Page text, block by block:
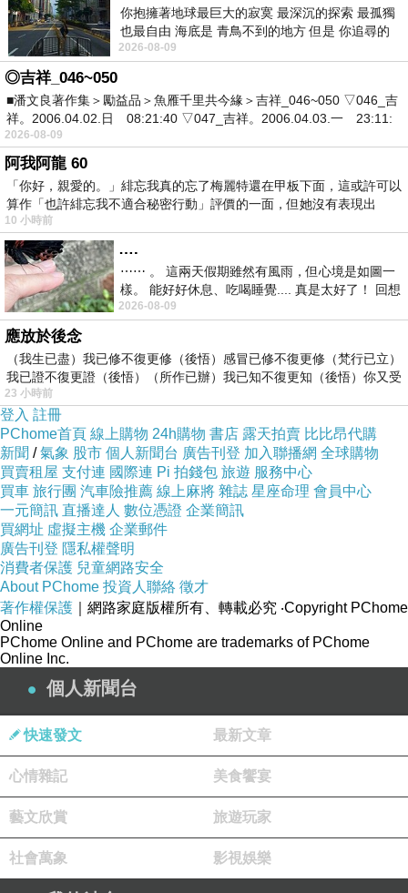
博客來旅遊叢書http://goo.gl/sUAB71
每日一書66折 http://goo.gl/GRhjVu
網羅了令人矚目的111間美術館
靠這一本就可以完全掌握「現在」的東京藝術情
新增2013-2014年度展覽行程表
本書為一本可讓人深度探索東京美術樂趣的導覽
書。涵括了2012-2013年之間推出必去企 劃展的
美術館、以「日本」為主題的美術館、可以觀賞
到名作的美術館、可以常去的著名美術館等，共
介紹了111間的精采之處及享受方法，其中更請
來藝術專家來詳盡講解體驗美術館的方式。此
外，書中也介紹藝術評論家所推薦的個性派畫
廊。附錄中也附上了收錄了讓人一目瞭然的2012
年度展覽行程表，以及方便讓台灣旅客前往的美
術館詳細地圖。
TOKYO美術館導覽2012-2013
你抱擁著地球最巨大的寂寞 最深沉的探索 最孤獨
也最自由 海底是 青鳥不到的地方 但是 你追尋的
幸福 可以比珍珠更
2026-08-09
◎吉祥_046~050
■潘文良著作集＞勵益品＞魚雁千里共今緣＞吉祥_046~050 ▽046_吉
祥。2006.04.02.日 08:21:40 ▽047_吉祥。2006.04.03.一 23:11:
2026-08-09
阿我阿龍 60
「你好，親愛的。」緋忘我真的忘了梅麗特還在甲板下面，這或許可以
算作「也許緋忘我不適合秘密行動」評價的一面，但她沒有表現出
10 小時前
….
⋯⋯ 。 這兩天假期雖然有風雨，但心境是如圖一
樣。 能好好休息、吃喝睡覺.... 真是太好了！ 回想
起來，以前根本就很難有這
2026-08-09
應放於後念
（我生已盡）我已修不復更修（後悟）感冒已修不復更修（梵行已立）
我已證不復更證（後悟）（所作已辦）我已知不復更知（後悟）你又受
23 小時前
登入 註冊
PChome首頁 線上購物 24h購物 書店 露天拍賣 比比昂代購
新聞 /氣象 股市 個人新聞台 廣告刊登 加入聯播網 全球購物
買賣租屋 支付連 國際連 Pi 拍錢包 旅遊 服務中心
買車 旅行團 汽車險推薦 線上麻將 雜誌 星座命理 會員中心
一元簡訊 直播達人 數位憑證 企業簡訊
買網址 虛擬主機 企業郵件
廣告刊登 隱私權聲明
消費者保護 兒童網路安全
About PChome 投資人聯絡 徵才
著作權保護 ｜網路家庭版權所有、轉載必究 ‧Copyright PChome
Online
PChome Online and PChome are trademarks of PChome
Online Inc.
個人新聞台
快速發文 最新文章
心情雜記 美食饗宴
藝文欣賞 旅遊玩家
社會萬象 影視娛樂